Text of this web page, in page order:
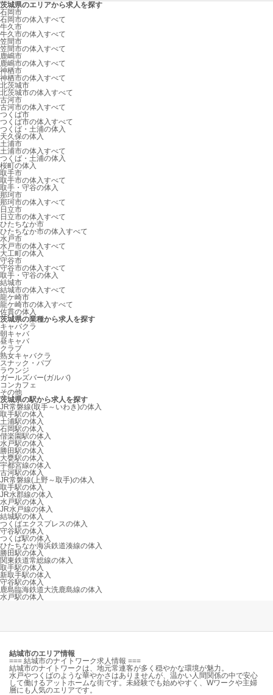
茨城県のエリアから求人を探す
石岡市
石岡市の体入すべて
牛久市
牛久市の体入すべて
笠間市
笠間市の体入すべて
鹿嶋市
鹿嶋市の体入すべて
神栖市
神栖市の体入すべて
北茨城市
北茨城市の体入すべて
古河市
古河市の体入すべて
つくば市
つくば市の体入すべて
つくば・土浦の体入
天久保の体入
土浦市
土浦市の体入すべて
つくば・土浦の体入
桜町の体入
取手市
取手市の体入すべて
取手・守谷の体入
那珂市
那珂市の体入すべて
日立市
日立市の体入すべて
ひたちなか市
ひたちなか市の体入すべて
水戸市
水戸市の体入すべて
大工町の体入
守谷市
守谷市の体入すべて
取手・守谷の体入
結城市
結城市の体入すべて
龍ケ崎市
龍ケ崎市の体入すべて
佐貫の体入
茨城県の業種から求人を探す
キャバクラ
朝キャバ
昼キャバ
クラブ
熟女キャバクラ
スナック・パブ
ラウンジ
ガールズバー(ガルバ)
コンカフェ
その他
茨城県の駅から求人を探す
JR常磐線(取手～いわき)の体入
取手駅の体入
土浦駅の体入
石岡駅の体入
偕楽園駅の体入
水戸駅の体入
勝田駅の体入
大甕駅の体入
宇都宮線の体入
古河駅の体入
JR常磐線(上野～取手)の体入
取手駅の体入
JR水郡線の体入
水戸駅の体入
JR水戸線の体入
結城駅の体入
つくばエクスプレスの体入
守谷駅の体入
つくば駅の体入
ひたちなか海浜鉄道湊線の体入
勝田駅の体入
関東鉄道常総線の体入
取手駅の体入
新取手駅の体入
守谷駅の体入
鹿島臨海鉄道大洗鹿島線の体入
水戸駅の体入
結城市のエリア情報
=== 結城市のナイトワーク求人情報 ===
結城市のナイトワークは、地元常連客が多く穏やかな環境が魅力。
水戸やつくばのような華やかさはありませんが、温かい人間関係の中で安心
して働けるアットホームな街です。未経験でも始めやすく、Wワークや主婦
層にも人気のエリアです。